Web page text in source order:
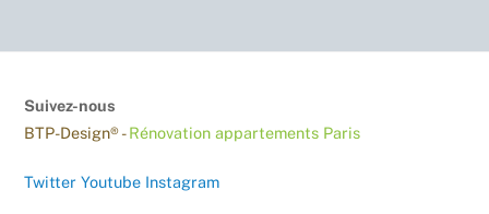
Suivez-nous
BTP-Design® -Rénovation appartements Paris
Twitter Youtube Instagram